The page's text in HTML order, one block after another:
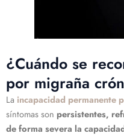
¿Cuándo se
por migraña
La incapacidad permanente
síntomas son persistentes,
de forma severa la